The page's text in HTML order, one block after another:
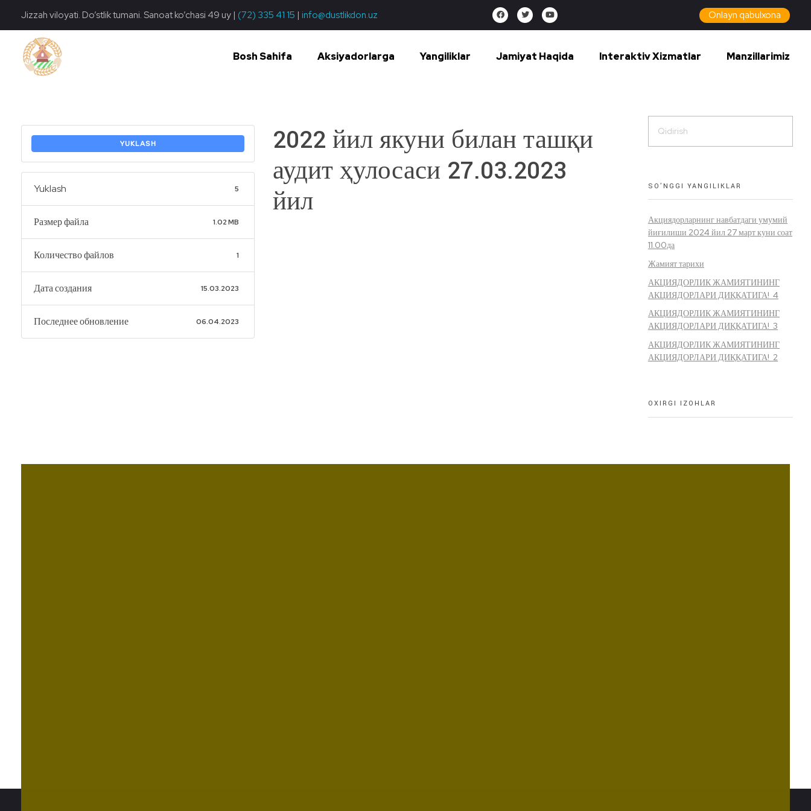
Jizzah viloyati. Do’stlik tumani. Sanoat ko’chasi 49 uy | (72) 335 41 15 | info@dustlikdon.uz Onlayn qabulxona
Bosh Sahifa Aksiyadorlarga Yangiliklar Jamiyat Haqida Interaktiv Xizmatlar Manzillarimiz
YUKLASH
Yuklash 5
Размер файла 1.02 MB
Количество файлов 1
Дата создания 15.03.2023
Последнее обновление 06.04.2023
2022 йил якуни билан ташқи
аудит ҳулосаси 27.03.2023
йил
SO’NGGI YANGILIKLAR
Акциядорларнинг навбатдаги умумий
йиғилиши 2024 йил 27 март куни соат
11.00да
Жамият тарихи
АКЦИЯДОРЛИК ЖАМИЯТИНИНГ
АКЦИЯДОРЛАРИ ДИҚҚАТИГА! 4
АКЦИЯДОРЛИК ЖАМИЯТИНИНГ
АКЦИЯДОРЛАРИ ДИҚҚАТИГА! 3
АКЦИЯДОРЛИК ЖАМИЯТИНИНГ
АКЦИЯДОРЛАРИ ДИҚҚАТИГА! 2
OXIRGI IZOHLAR